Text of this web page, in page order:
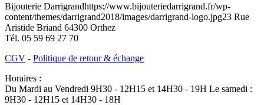
Bijouterie Darrigrandhttps://www.bijouteriedarrigrand.fr/wp-
content/themes/darrigrand2018/images/darrigrand-logo.jpg23 Rue
Aristide Briand 64300 Orthez
Tél. 05 59 69 27 70
CGV - Politique de retour & échange
Horaires :
Du Mardi au Vendredi 9H30 - 12H15 et 14H30 - 19H Le samedi :
9H30 - 12H15 et 14H30 - 18H